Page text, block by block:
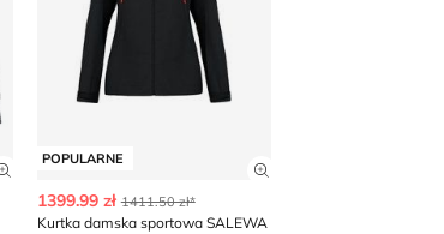
Zobacz szczegóły produktu
POPULARNE
Zobacz szczegóły
1399.99 zł 1411.50 zł*
Kurtka damska sportowa SALEWA